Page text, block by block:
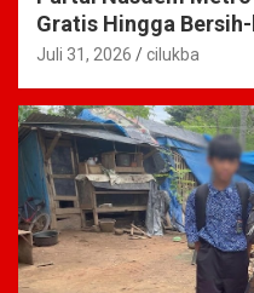
Gratis Hingga
Juli 31, 2026 cilukba